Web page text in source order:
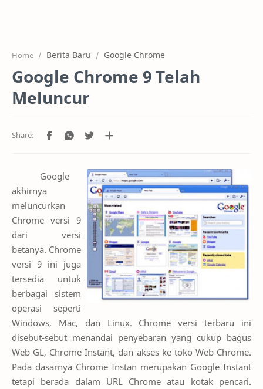
Features
Pricing
Home Berita Baru Google Chrome
Google Chrome 9 Telah
Meluncur
Google
akhirnya
meluncurkan
Chrome versi 9
dari versi
betanya. Chrome
versi 9 ini juga
tersedia untuk
berbagai sistem
operasi seperti
Windows, Mac, dan Linux. Chrome versi terbaru ini
disebut-sebut menandai penyebaran yang cukup bagus
Web GL, Chrome Instant, dan akses ke toko Web Chrome.
Pada dasarnya Chrome Instan merupakan Google Instant
tetapi berada dalam URL Chrome atau kotak pencari.